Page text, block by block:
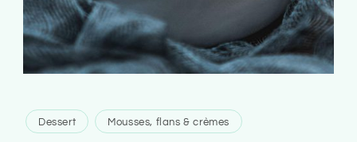
Dessert Mousses, flans & crèmes